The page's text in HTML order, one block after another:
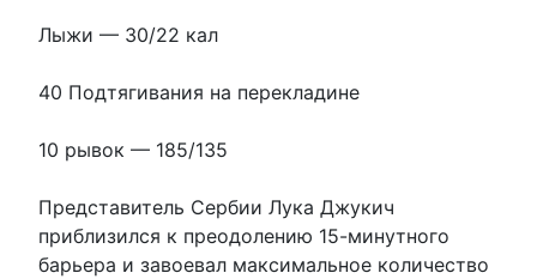
Лыжи — 30/22 кал
40 Подтягивания на перекладине
10 рывок — 185/135
Представитель Сербии Лука Джукич
приблизился к преодолению 15-минутного
барьера и завоевал максимальное количество